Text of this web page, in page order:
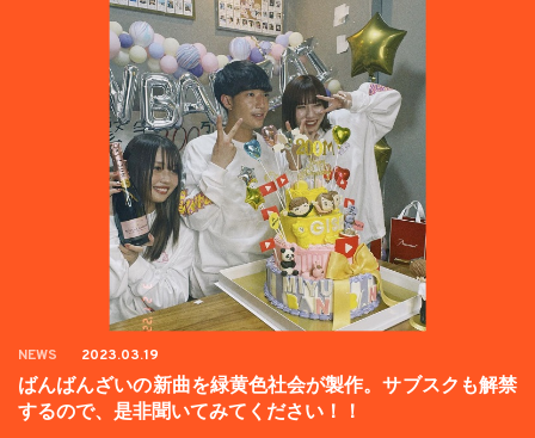
NEWS 2023.03.19
ばんばんざいの新曲を緑黄色社会が製作。サブスクも解禁
するので、是非聞いてみてください！！